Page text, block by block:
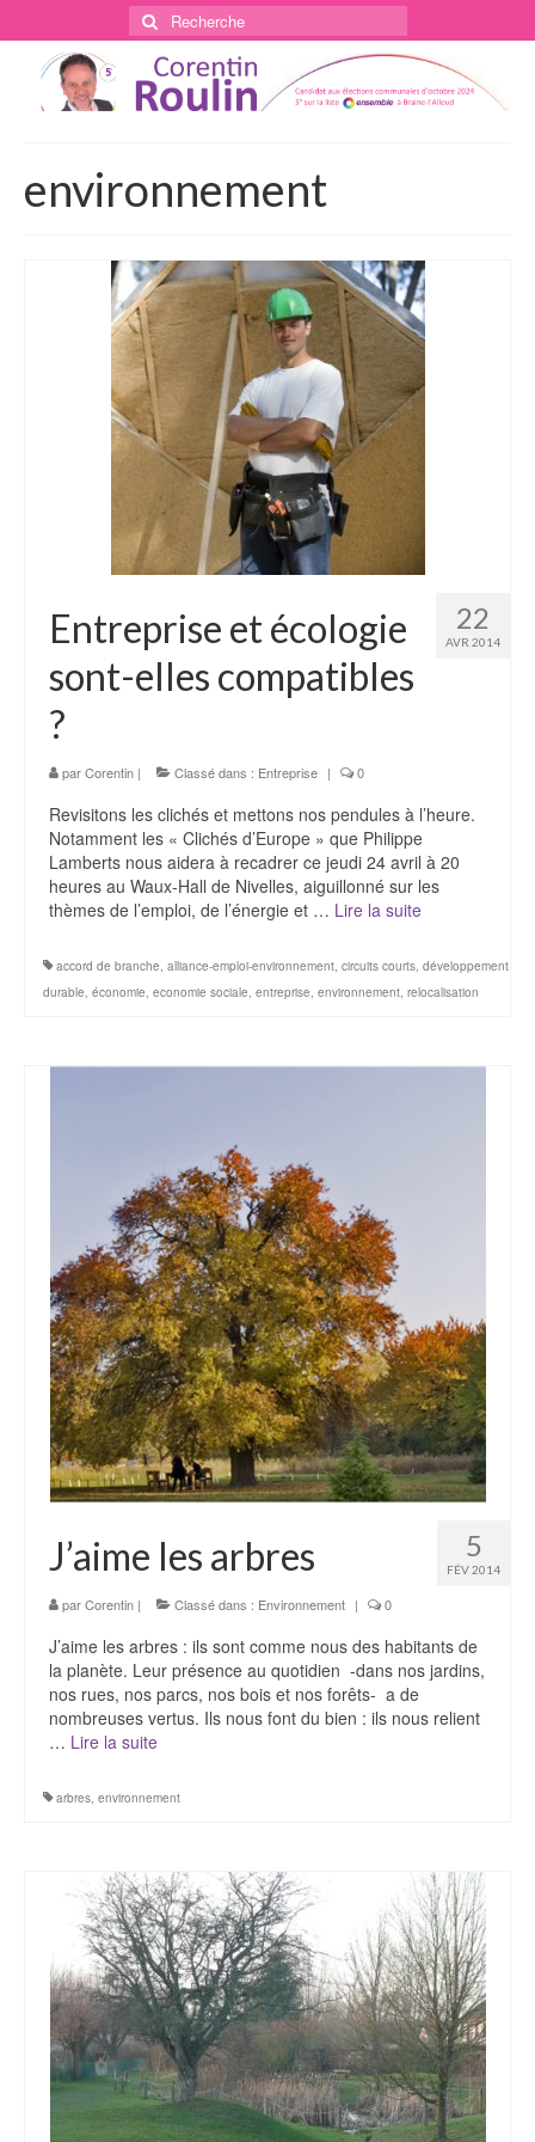
Rechercher
:
environnement
22
AVR 2014
Entreprise et écologie
sont-elles compatibles
?
parCorentin | Classé dans : Entreprise | 0
Revisitons les clichés et mettons nos pendules à l’heure.
Notamment les « Clichés d’Europe » que Philippe
Lamberts nous aidera à recadrer ce jeudi 24 avril à 20
heures au Waux-Hall de Nivelles, aiguillonné sur les
thèmes de l’emploi, de l’énergie et … Lire la suite­­
accord de branche, alliance-emploi-environnement, circuits courts, développement
durable, économie, economie sociale, entreprise, environnement, relocalisation
5
FÉV 2014
J’aime les arbres
parCorentin | Classé dans : Environnement | 0
J’aime les arbres : ils sont comme nous des habitants de
la planète. Leur présence au quotidien -dans nos jardins,
nos rues, nos parcs, nos bois et nos forêts- a de
nombreuses vertus. Ils nous font du bien : ils nous relient
… Lire la suite­­
arbres, environnement